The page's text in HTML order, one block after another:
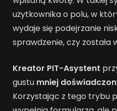
użytkownika o polu, w
wydaje się podejrzanie
sprawdzenie, czy została
Kreator PIT-Asystent
gustu mniej
Korzystając z tego trybu